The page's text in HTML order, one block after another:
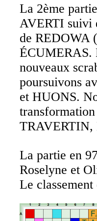
La 2ème
AVERTI suivi
de REDOWA (
ÉCUMERAS.
nouveaux
poursuivons
et HUONS.
TRAVERTIN,
La partie en
Roselyne et
Le